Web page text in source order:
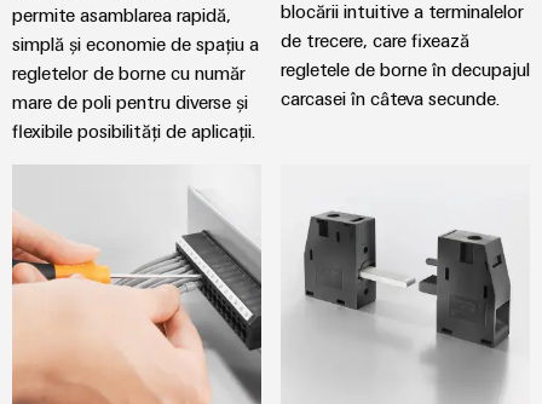
permite asamblarea rapidă,
simplă și economie de spațiu a
regletelor de borne cu număr
mare de poli pentru diverse și
flexibile posibilități de aplicații.
blocării intuitive a terminalelor
de trecere, care fixează
regletele de borne în decupajul
carcasei în câteva secunde.